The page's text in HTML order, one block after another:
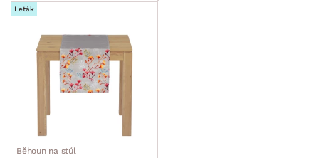
Leták
Běhoun na stůl